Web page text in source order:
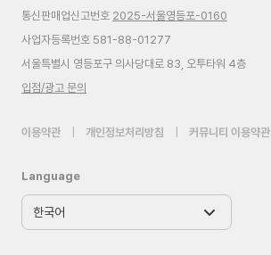
통신판매업신고번호 2025-서울영등포-0160
사업자등록번호 581-88-01277
서울특별시 영등포구 의사당대로 83, 오투타워 4층
입점/광고 문의
이용약관 개인정보처리방침 커뮤니티 이용약관
Language